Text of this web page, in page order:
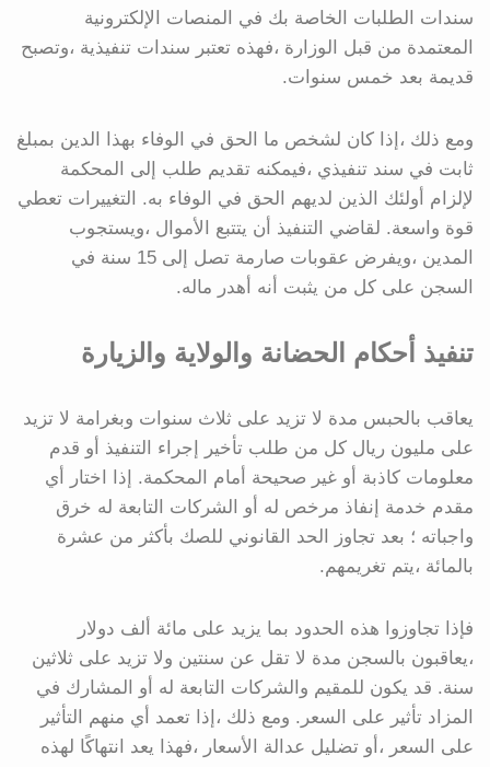
سندات الطلبات الخاصة بك في المنصات الإلكترونية
المعتمدة من قبل الوزارة ،فهذه تعتبر سندات تنفيذية ،وتصبح
قديمة بعد خمس سنوات.
ومع ذلك ،إذا كان لشخص ما الحق في الوفاء بهذا الدين بمبلغ
ثابت في سند تنفيذي ،فيمكنه تقديم طلب إلى المحكمة
لإلزام أولئك الذين لديهم الحق في الوفاء به. التغييرات تعطي
قوة واسعة. لقاضي التنفيذ أن يتتبع الأموال ،ويستجوب
المدين ،ويفرض عقوبات صارمة تصل إلى 15 سنة في
السجن على كل من يثبت أنه أهدر ماله.
تنفيذ أحكام الحضانة والولاية والزيارة
يعاقب بالحبس مدة لا تزيد على ثلاث سنوات وبغرامة لا تزيد
على مليون ريال كل من طلب تأخير إجراء التنفيذ أو قدم
معلومات كاذبة أو غير صحيحة أمام المحكمة. إذا اختار أي
مقدم خدمة إنفاذ مرخص له أو الشركات التابعة له خرق
واجباته ؛ بعد تجاوز الحد القانوني للصك بأكثر من عشرة
بالمائة ،يتم تغريمهم.
فإذا تجاوزوا هذه الحدود بما يزيد على مائة ألف دولار
،يعاقبون بالسجن مدة لا تقل عن سنتين ولا تزيد على ثلاثين
سنة. قد يكون للمقيم والشركات التابعة له أو المشارك في
المزاد تأثير على السعر. ومع ذلك ،إذا تعمد أي منهم التأثير
على السعر ،أو تضليل عدالة الأسعار ،فهذا يعد انتهاكًا لهذه